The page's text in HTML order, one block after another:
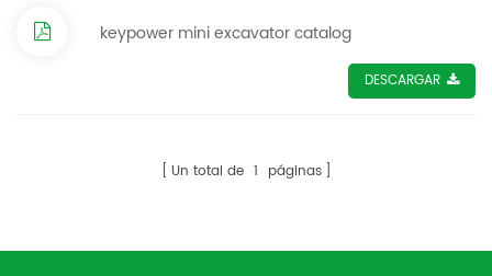
keypower mini excavator catalog
DESCARGAR
Un total de 1 páginas